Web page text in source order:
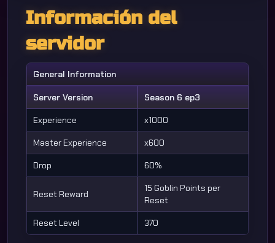
Información del
servidor
General Information
Server Version Season 6 ep3
Experience x1000
Master Experience x600
Drop 60%
Reset Reward
15 Goblin Points per
Reset
Reset Level 370